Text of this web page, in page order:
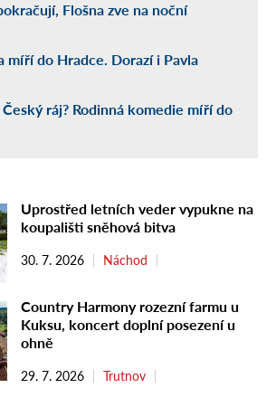
Flošna zve na noční
míří do Hradce. Dorazí i Pavla
ráj? Rodinná komedie míří do
Uprostřed letních veder vypukne na
koupališti sněhová bitva
30. 7. 2026 Náchod
Country Harmony rozezní farmu u
Kuksu, koncert doplní posezení u
ohně
29. 7. 2026 Trutnov